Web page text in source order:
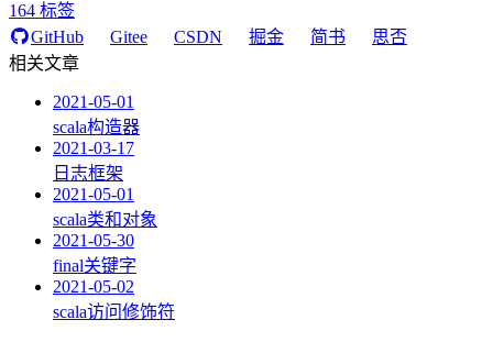
164 标签
GitHub
Gitee CSDN 掘金 简书
思否
相关文章
2021-05-01
scala构造器
2021-03-17
日志框架
2021-05-01
scala类和对象
2021-05-30
final关键字
2021-05-02
scala访问修饰符